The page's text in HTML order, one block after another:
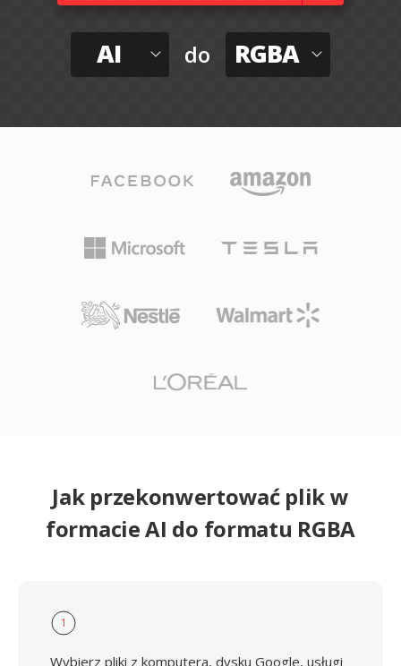
AI do RGBA
Jak przekonwertować plik w
formacie AI do formatu RGBA
1
Wybierz pliki z komputera, dysku Google, usługi